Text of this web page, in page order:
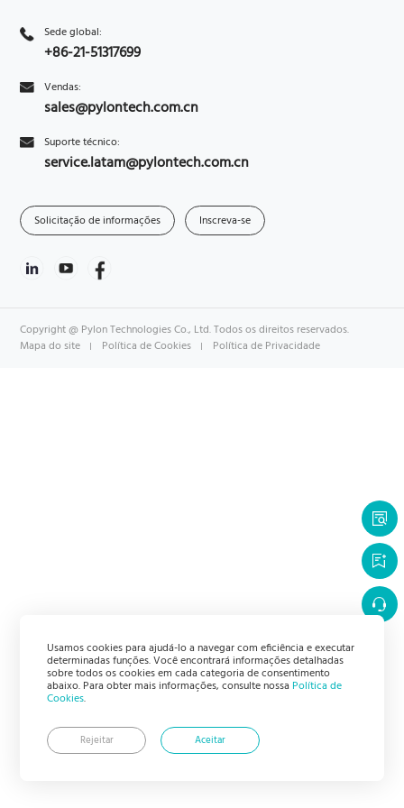
Usamos cookies para ajudá-lo a navegar com eficiência e executar
determinadas funções. Você encontrará informações detalhadas
sobre todos os cookies em cada categoria de consentimento
abaixo. Para obter mais informações, consulte nossa Política de
Cookies.
Aceitar
Rejeitar
Sede global:
+86-21-51317699
Vendas:
sales@pylontech.com.cn
Suporte técnico:
service.latam@pylontech.com.cn
Solicitação de informações Inscreva-se
Copyright @ Pylon Technologies Co., Ltd. Todos os direitos reservados.
Mapa do site
Política de Cookies Política de Privacidade